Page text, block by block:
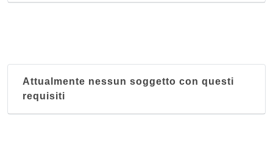
Attualmente nessun soggetto con questi
requisiti